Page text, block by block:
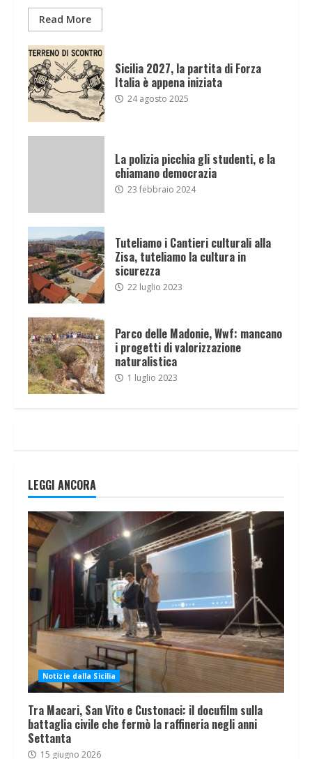
Read More
Sicilia 2027, la partita di Forza
Italia è appena iniziata
24 agosto 2025
La polizia picchia gli studenti, e la
chiamano democrazia
23 febbraio 2024
Tuteliamo i Cantieri culturali alla
Zisa, tuteliamo la cultura in
sicurezza
22 luglio 2023
Parco delle Madonie, Wwf: mancano
i progetti di valorizzazione
naturalistica
1 luglio 2023
LEGGI ANCORA
Notizie dalla Sicilia
Tra Macari, San Vito e Custonaci: il docufilm sulla
battaglia civile che fermò la raffineria negli anni
Settanta
15 giugno 2026